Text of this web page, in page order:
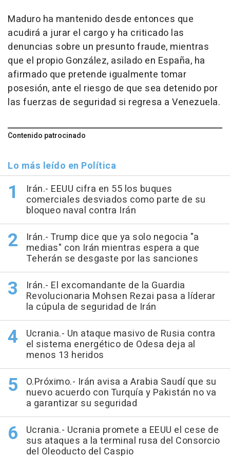
Maduro ha mantenido desde entonces que
acudirá a jurar el cargo y ha criticado las
denuncias sobre un presunto fraude, mientras
que el propio González, asilado en España, ha
afirmado que pretende igualmente tomar
posesión, ante el riesgo de que sea detenido por
las fuerzas de seguridad si regresa a Venezuela.
Contenido patrocinado
Lo más leído en Política
Irán.- EEUU cifra en 55 los buques
comerciales desviados como parte de su
bloqueo naval contra Irán
Irán.- Trump dice que ya solo negocia "a
medias" con Irán mientras espera a que
Teherán se desgaste por las sanciones
Irán.- El excomandante de la Guardia
Revolucionaria Mohsen Rezai pasa a líderar
la cúpula de seguridad de Irán
Ucrania.- Un ataque masivo de Rusia contra
el sistema energético de Odesa deja al
menos 13 heridos
O.Próximo.- Irán avisa a Arabia Saudí que su
nuevo acuerdo con Turquía y Pakistán no va
a garantizar su seguridad
Ucrania.- Ucrania promete a EEUU el cese de
sus ataques a la terminal rusa del Consorcio
del Oleoducto del Caspio